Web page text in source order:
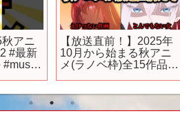
秋アニ
#最新
#music
【放送直前！】2025年
10月から始まる秋アニ
メ(ラノベ枠)全15作品の
もスキルで異世界放浪
メシ/嘆きの亡霊/最ひと/